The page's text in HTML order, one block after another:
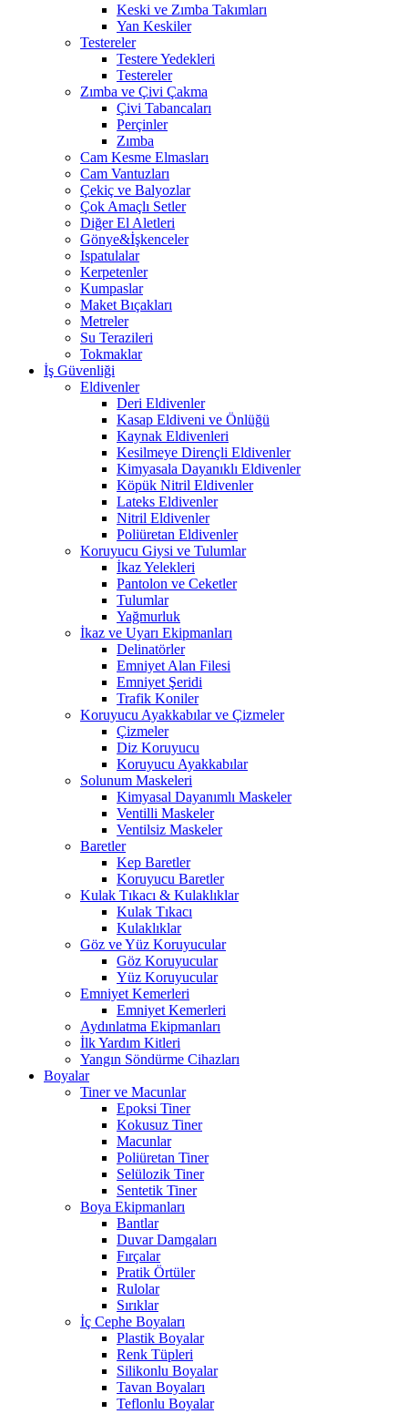
Keski ve Zımba Takımları
Yan Keskiler
Testereler
Testere Yedekleri
Testereler
Zımba ve Çivi Çakma
Çivi Tabancaları
Perçinler
Zımba
Cam Kesme Elmasları
Cam Vantuzları
Çekiç ve Balyozlar
Çok Amaçlı Setler
Diğer El Aletleri
Gönye&İşkenceler
Ispatulalar
Kerpetenler
Kumpaslar
Maket Bıçakları
Metreler
Su Terazileri
Tokmaklar
İş Güvenliği
Eldivenler
Deri Eldivenler
Kasap Eldiveni ve Önlüğü
Kaynak Eldivenleri
Kesilmeye Dirençli Eldivenler
Kimyasala Dayanıklı Eldivenler
Köpük Nitril Eldivenler
Lateks Eldivenler
Nitril Eldivenler
Poliüretan Eldivenler
Koruyucu Giysi ve Tulumlar
İkaz Yelekleri
Pantolon ve Ceketler
Tulumlar
Yağmurluk
İkaz ve Uyarı Ekipmanları
Delinatörler
Emniyet Alan Filesi
Emniyet Şeridi
Trafik Koniler
Koruyucu Ayakkabılar ve Çizmeler
Çizmeler
Diz Koruyucu
Koruyucu Ayakkabılar
Solunum Maskeleri
Kimyasal Dayanımlı Maskeler
Ventilli Maskeler
Ventilsiz Maskeler
Baretler
Kep Baretler
Koruyucu Baretler
Kulak Tıkacı & Kulaklıklar
Kulak Tıkacı
Kulaklıklar
Göz ve Yüz Koruyucular
Göz Koruyucular
Yüz Koruyucular
Emniyet Kemerleri
Emniyet Kemerleri
Aydınlatma Ekipmanları
İlk Yardım Kitleri
Yangın Söndürme Cihazları
Boyalar
Tiner ve Macunlar
Epoksi Tiner
Kokusuz Tiner
Macunlar
Poliüretan Tiner
Selülozik Tiner
Sentetik Tiner
Boya Ekipmanları
Bantlar
Duvar Damgaları
Fırçalar
Pratik Örtüler
Rulolar
Sırıklar
İç Cephe Boyaları
Plastik Boyalar
Renk Tüpleri
Silikonlu Boyalar
Tavan Boyaları
Teflonlu Boyalar